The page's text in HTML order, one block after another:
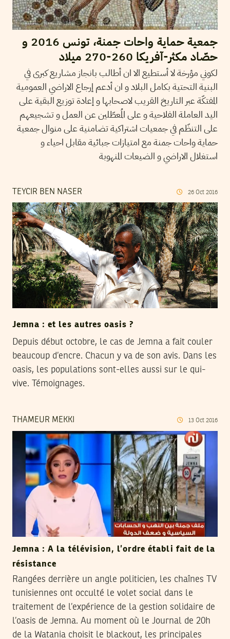
جمعية حماية واحات جمنة، تونس 2016 و
حصّاد مكثر-آفريكا 260-270 ميلاد
لكوني مؤرخة لا أستطيع الا ان أطالب بانجاز مشاريع كبرى في
البنية التحتية بكامل البلاد و ان أدعم إرجاع الاراضي العمومية
المفتكّة عبر التاريخ القريب لاصحابها و إعادة توزيع البقية على
اليد العاملة الفلاحية و على المُعطّلين عن العمل و تشجيعهم
على التنظّم في جمعيات اشتراكية تضامنية على منوال جمعية
حماية واحات جمنة مع امتيازات جبائية مقابل احياء و
استغلال الاراضي و الضيعات المنهوبة
TEYCIR BEN NASER 26 Oct 2016
Jemna : et les autres oasis ?
Depuis début octobre, le cas de Jemna a fait couler
beaucoup d’encre. Chacun y va de son avis. Dans les
oasis, les populations sont-elles aussi sur le qui-
vive. Témoignages.
THAMEUR MEKKI 13 Oct 2016
Jemna : A la télévision, l’ordre établi fait de la
résistance
Rangées derrière un angle politicien, les chaînes TV
tunisiennes ont occulté le volet social dans le
traitement de l’expérience de la gestion solidaire de
l’oasis de Jemna. Au moment où le Journal de 20h
de la Watania choisit le blackout, les principales